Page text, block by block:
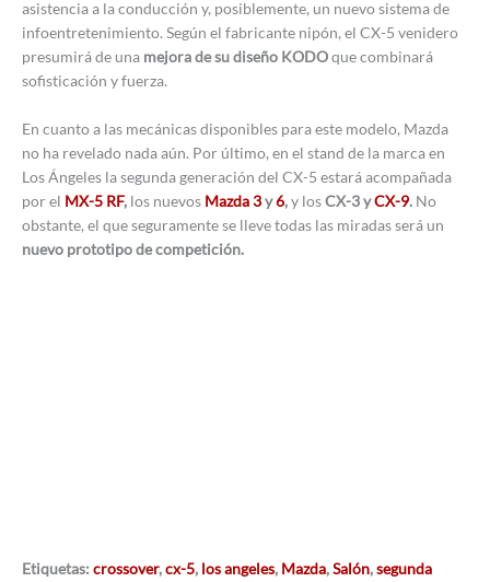
asistencia a la conducción y, posiblemente, un nuevo sistema de
infoentretenimiento. Según el fabricante nipón, el CX-5 venidero
presumirá de una mejora de su diseño KODOque combinará
sofisticación y fuerza.
En cuanto a las mecánicas disponibles para este modelo, Mazda
no ha revelado nada aún. Por último, en el stand de la marca en
Los Ángeles la segunda generación del CX-5 estará acompañada
por el MX-5 RF, los nuevos Mazda 3y6,y losCX-3 yCX-9. No
obstante, el que seguramente se lleve todas las miradas será un
nuevo prototipo de competición.
Etiquetas: crossover,cx-5, los angeles, Mazda,Salón,segunda